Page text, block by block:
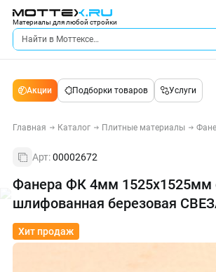
Материалы для любой стройки
Акции Подборки товаров Услуги
Главная Каталог Плитные материалы
Арт:00002672
Фанера ФК 4мм 1525х1525мм
шлифованная березовая
Хит продаж